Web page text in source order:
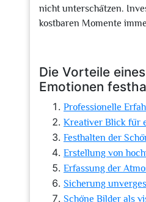
nicht unterschätzen.
kostbaren Momente
Die Vorteile
Emotionen
Professionelle
Kreativer Blick für
Festhalten der
Erstellung von
Erfassung der
Sicherung
Schöne Bilder als